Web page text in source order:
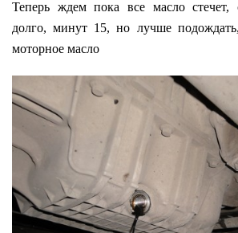
Теперь ждем пока все масло стечет,
долго, минут 15, но лучше
моторное масло